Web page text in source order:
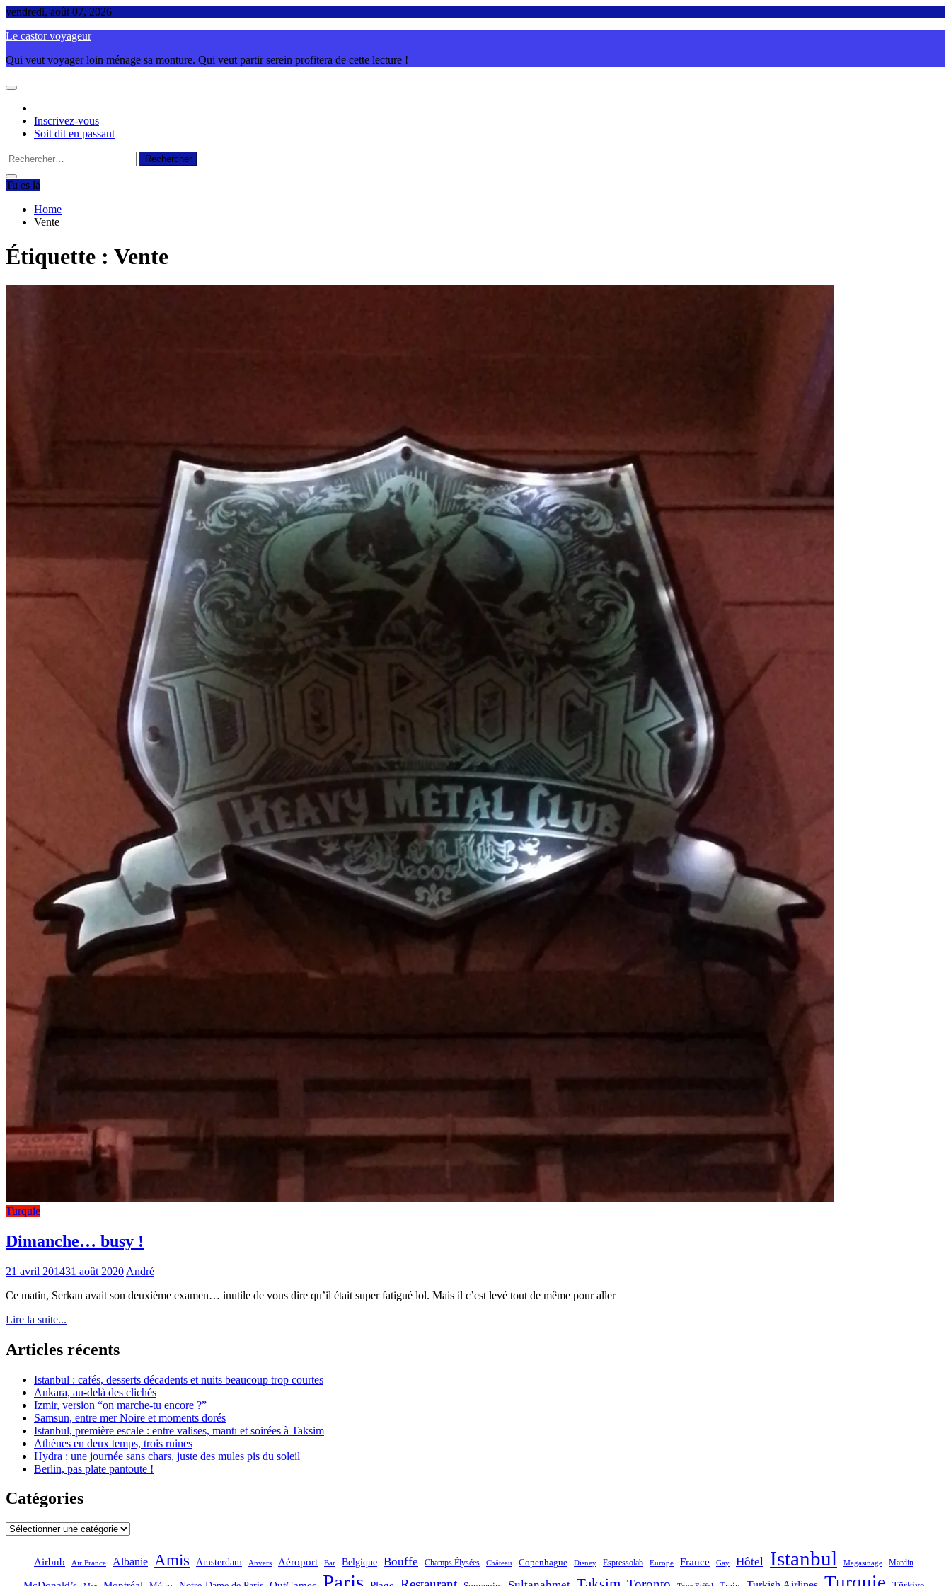
Skip
content
vendredi, août 07, 2026
Le castor voyageur
Qui veut voyager loin ménage sa monture. Qui veut partir serein profitera de cette lecture !
Inscrivez-vous
Soit dit en passant
Rechercher :
Tu es là
Home
Vente
Étiquette : Vente
Turquie
Dimanche… busy !
21 avril 201431 août 2020 André
Ce matin, Serkan avait son deuxième examen… inutile de vous dire qu’il était super fatigué lol. Mais il c’est levé tout de même pour aller
Lire la suite...
Articles récents
Istanbul : cafés, desserts décadents et nuits beaucoup trop courtes
Ankara, au-delà des clichés
Izmir, version “on marche-tu encore ?”
Samsun, entre mer Noire et moments dorés
Istanbul, première escale : entre valises, mantı et soirées à Taksim
Athènes en deux temps, trois ruines
Hydra : une journée sans chars, juste des mules pis du soleil
Berlin, pas plate pantoute !
Catégories
Catégories
Airbnb Air France Albanie Amis Amsterdam Anvers Aéroport Bar Belgique Bouffe Champs Élysées Château Copenhague Disney Espressolab Europe France Gay Hôtel Istanbul Magasinage Mardin